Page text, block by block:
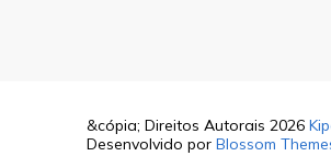
&cópia; Direitos Autorais 2026
Desenvolvido por Blossom